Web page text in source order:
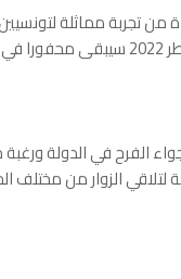
مماثلة لتونسيين
المونديال الماضي. مشيرا إلى أن
الفرح في الدولة ورغبة
الزوار من مختلف